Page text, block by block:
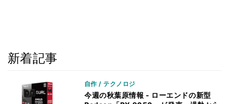
新着記事
自作 / テクノロジ
今週の秋葉原情報 - ローエンドの新型